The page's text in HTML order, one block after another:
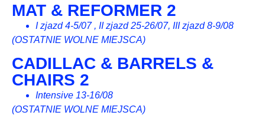
MAT & REFORMER 2
I zjazd 4-5/07 , II zjazd 25-26/07, III zjazd 8-9/08
(OSTATNIE WOLNE MIEJSCA)
CADILLAC & BARRELS &
CHAIRS 2
Intensive 13-16/08
(OSTATNIE WOLNE MIEJSCA)